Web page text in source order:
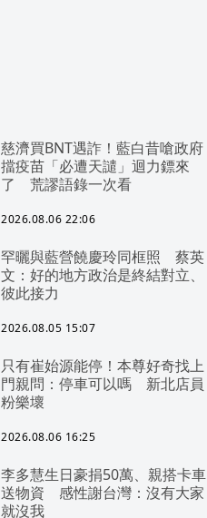
慈濟買BNT遇詐！藍白昔嗆政府
擋疫苗「必遭天譴」迴力鏢來
了 荒謬語錄一次看
2026.08.06 22:06
罕曬與藍營饒慶玲同框照 蔡英
文：好的地方政治是終結對立、
彼此接力
2026.08.05 15:07
只有崔始源能停！本尊好奇找上
門親問：停車可以嗎 新北店員
粉樂壞
2026.08.06 16:25
李多慧生日豪捐50萬、親搭卡車
送物資 感性謝台灣：沒有大家
就沒我